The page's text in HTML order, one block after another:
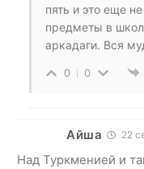
пять и это еще
предметы в
аркадаги. Вся
0 0
Айша 22
Над Туркменией и